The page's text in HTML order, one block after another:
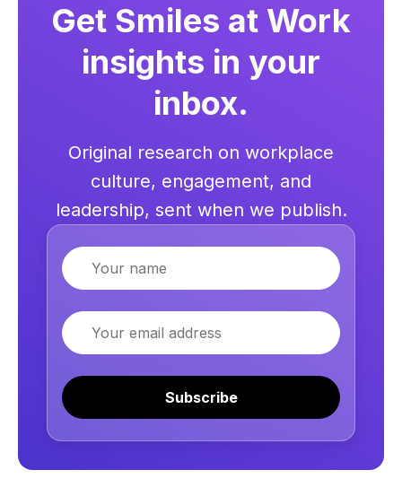
Get Smiles at Work
insights in your
inbox.
Original research on workplace
culture, engagement, and
leadership, sent when we publish.
Name
Email
Subscribe